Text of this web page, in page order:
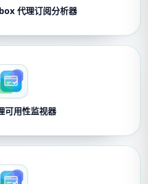
代理订阅分析器
可用性监视器